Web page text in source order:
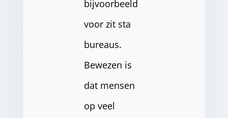
bijvoorbeeld
voor zit sta
bureaus.
Bewezen is
dat mensen
op veel